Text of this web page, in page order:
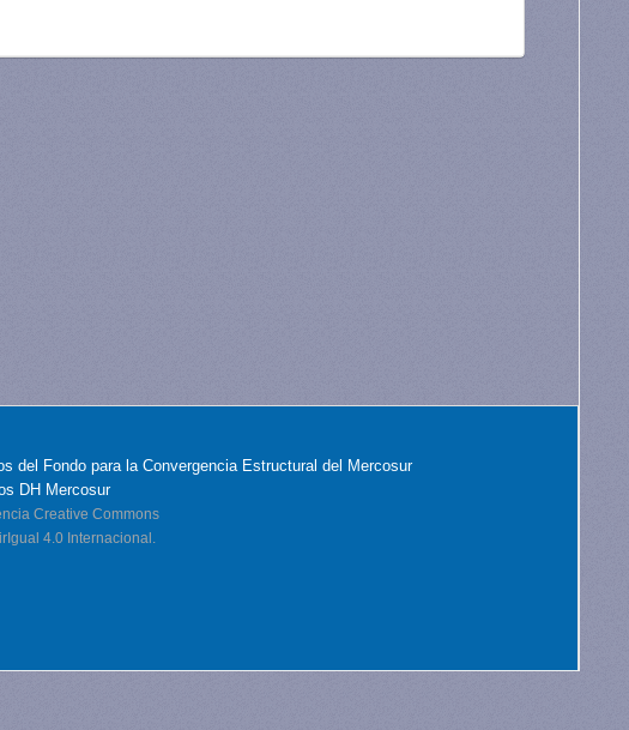
del Fondo para la Convergencia Estructural del Mercosur
DH Mercosur
Creative Commons
4.0 Internacional.